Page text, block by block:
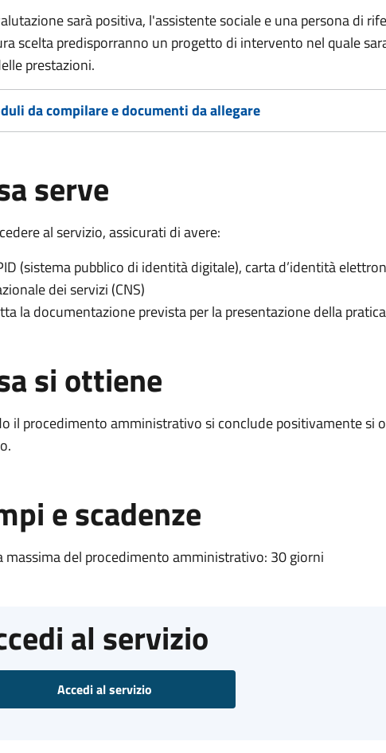
sarà positiva, l'assistente sociale e una persona di
scelta predisporranno un progetto di intervento nel quale
prestazioni.
da compilare e documenti da allegare
serve
al servizio, assicurati di avere:
(sistema pubblico di identità digitale), carta d’identità
dei servizi (CNS)
la documentazione prevista per la presentazione della
si ottiene
il procedimento amministrativo si conclude positivamente si
e scadenze
massima del procedimento amministrativo: 30 giorni
al servizio
Accedi al servizio